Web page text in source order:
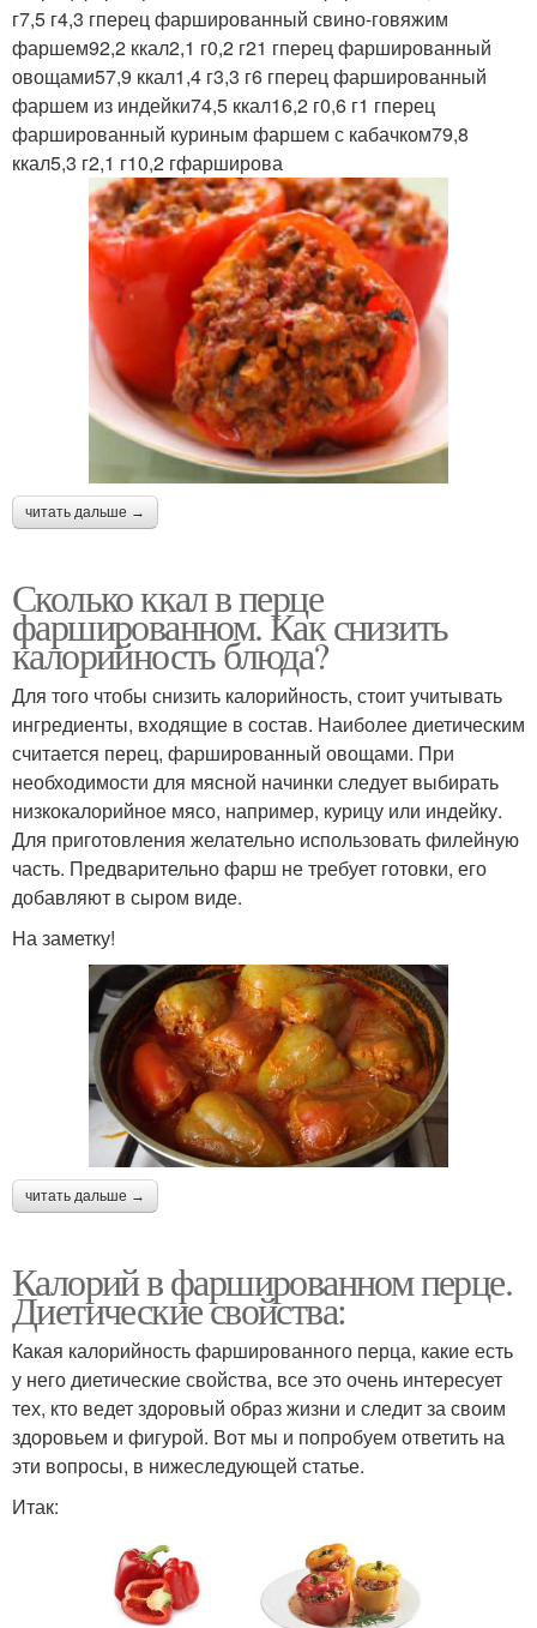
г7,5 г4,3 гперец фаршированный свино-говяжим
фаршем92,2 ккал2,1 г0,2 г21 гперец фаршированный
овощами57,9 ккал1,4 г3,3 г6 гперец фаршированный
фаршем из индейки74,5 ккал16,2 г0,6 г1 гперец
фаршированный куриным фаршем с кабачком79,8
ккал5,3 г2,1 г10,2 гфарширова
читать дальше →
Сколько ккал в перце
фаршированном. Как снизить
калорийность блюда?
Для того чтобы снизить калорийность, стоит учитывать
ингредиенты, входящие в состав. Наиболее диетическим
считается перец, фаршированный овощами. При
необходимости для мясной начинки следует выбирать
низкокалорийное мясо, например, курицу или индейку.
Для приготовления желательно использовать филейную
часть. Предварительно фарш не требует готовки, его
добавляют в сыром виде.
На заметку!
читать дальше →
Калорий в фаршированном перце.
Диетические свойства:
Какая калорийность фаршированного перца, какие есть
у него диетические свойства, все это очень интересует
тех, кто ведет здоровый образ жизни и следит за своим
здоровьем и фигурой. Вот мы и попробуем ответить на
эти вопросы, в нижеследующей статье.
Итак: